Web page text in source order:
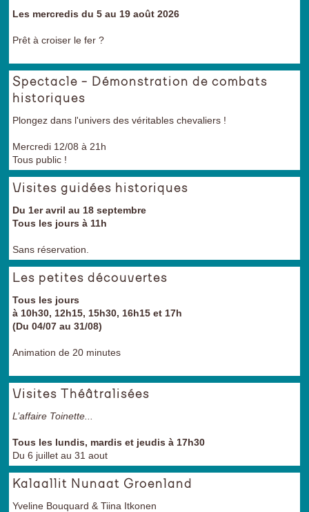
Les mercredis du 5 au 19 août 2026
Prêt à croiser le fer ?
Spectacle - Démonstration de combats
historiques
Plongez dans l'univers des véritables chevaliers !
Mercredi 12/08 à 21h
Tous public !
Visites guidées historiques
Du 1er avril au 18 septembre
Tous les jours à 11h
Sans réservation.
Les petites découvertes
Tous les jours
à 10h30, 12h15, 15h30, 16h15 et 17h
(Du 04/07 au 31/08)
Animation de 20 minutes
Visites Théâtralisées
L’affaire Toinette...
Tous les lundis, mardis et jeudis à 17h30
Du 6 juillet au 31 aout
Kalaallit Nunaat Groenland
Yveline Bouquard & Tiina Itkonen